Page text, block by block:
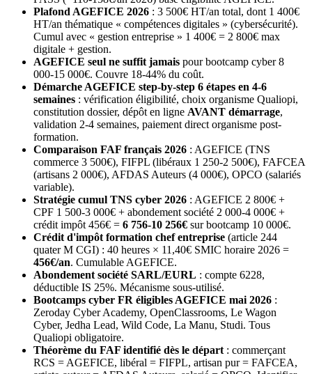
Plafond AGEFICE 2026 : 3 500€ HT/an total, dont 1 400€
HT/an thématique « compétences digitales » (cybersécurité).
Cumul avec « gestion entreprise » 1 400€ = 2 800€ max
digitale + gestion.
AGEFICE seul ne suffit jamais pour bootcamp cyber 8
000-15 000€. Couvre 18-44% du coût.
Démarche AGEFICE step-by-step 6 étapes en 4-6
semaines : vérification éligibilité, choix organisme Qualiopi,
constitution dossier, dépôt en ligne AVANT démarrage,
validation 2-4 semaines, paiement direct organisme post-
formation.
Comparaison FAF français 2026 : AGEFICE (TNS
commerce 3 500€), FIFPL (libéraux 1 250-2 500€), FAFCEA
(artisans 2 000€), AFDAS Auteurs (4 000€), OPCO (salariés
variable).
Stratégie cumul TNS cyber 2026 : AGEFICE 2 800€ +
CPF 1 500-3 000€ + abondement société 2 000-4 000€ +
crédit impôt 456€ = 6 756-10 256€ sur bootcamp 10 000€.
Crédit d'impôt formation chef entreprise (article 244
quater M CGI) : 40 heures × 11,40€ SMIC horaire 2026 =
456€/an. Cumulable AGEFICE.
Abondement société SARL/EURL : compte 6228,
déductible IS 25%. Mécanisme sous-utilisé.
Bootcamps cyber FR éligibles AGEFICE mai 2026 :
Zeroday Cyber Academy, OpenClassrooms, Le Wagon
Cyber, Jedha Lead, Wild Code, La Manu, Studi. Tous
Qualiopi obligatoire.
Théorème du FAF identifié dès le départ : commerçant
RCS = AGEFICE, libéral = FIFPL, artisan pur = FAFCEA,